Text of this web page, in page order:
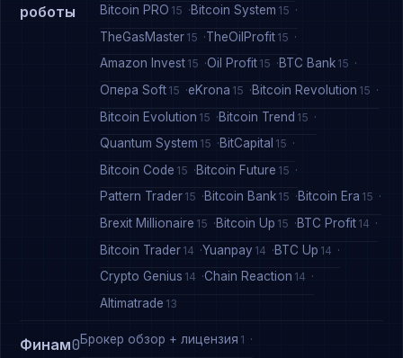
роботы
Bitcoin PRO 15 Bitcoin System 15
TheGasMaster 15 TheOilProfit 15
Amazon Invest 15 Oil Profit 15 BTC Bank 15
Опера Soft 15 eKrona 15 Bitcoin Revolution 15
Bitcoin Evolution 15 Bitcoin Trend 15
Quantum System 15 BitCapital 15
Bitcoin Code 15 Bitcoin Future 15
Pattern Trader 15 Bitcoin Bank 15 Bitcoin Era 15
Brexit Millionaire 15 Bitcoin Up 15 BTC Profit 14
Bitcoin Trader 14 Yuanpay 14 BTC Up 14
Crypto Genius 14 Chain Reaction 14
Altimatrade 13
Финам0Брокер обзор + лицензия 1